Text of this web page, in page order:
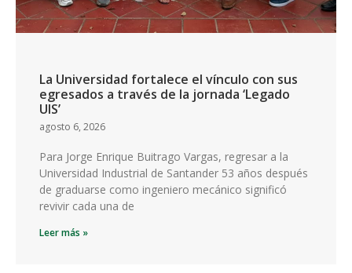
La Universidad fortalece el vínculo con sus
egresados a través de la jornada ‘Legado
UIS’
agosto 6, 2026
Para Jorge Enrique Buitrago Vargas, regresar a la
Universidad Industrial de Santander 53 años después
de graduarse como ingeniero mecánico significó
revivir cada una de
Leer más »